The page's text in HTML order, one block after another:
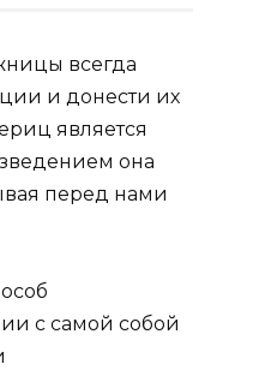
всегда
и донести их
является
она
перед нами
с самой собой